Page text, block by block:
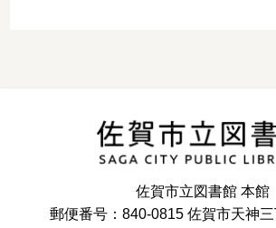
佐賀市立図書館 本館
郵便番号：840-0815 佐賀市天神